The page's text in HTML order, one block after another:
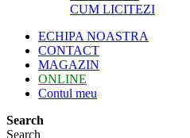
CUM LICITEZI
ECHIPA NOASTRA
CONTACT
MAGAZIN
ONLINE
Contul meu
Search
Search